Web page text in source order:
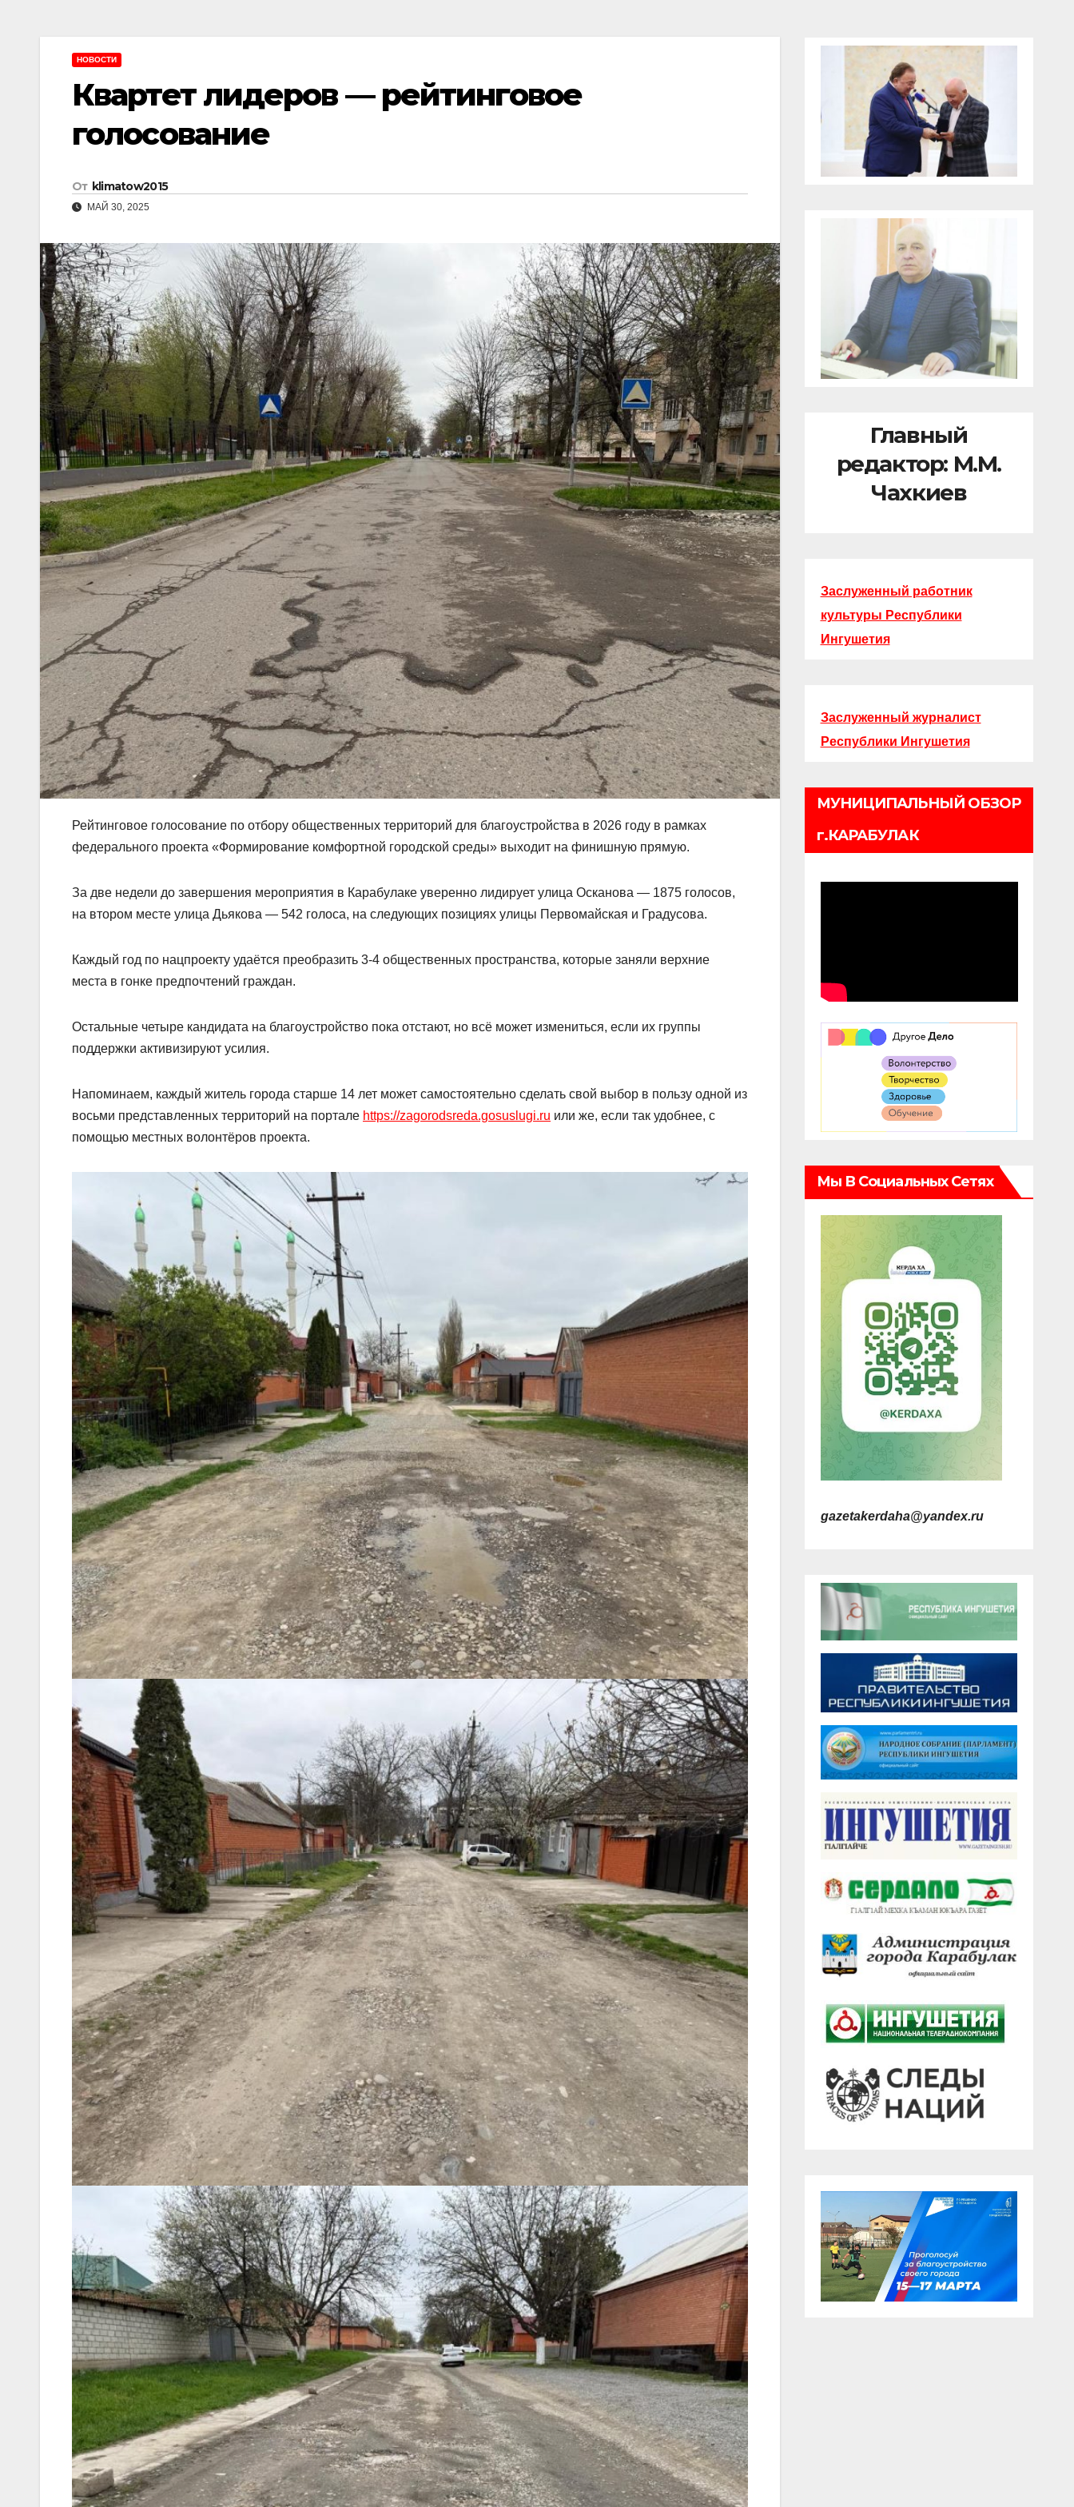
НОВОСТИ
Квартет лидеров — рейтинговое
голосование
От klimatow2015
МАЙ 30, 2025
Рейтинговое голосование по отбору общественных территорий для благоустройства в 2026 году в рамках
федерального проекта «Формирование комфортной городской среды» выходит на финишную прямую.
За две недели до завершения мероприятия в Карабулаке уверенно лидирует улица Осканова — 1875 голосов,
на втором месте улица Дьякова — 542 голоса, на следующих позициях улицы Первомайская и Градусова.
Каждый год по нацпроекту удаëтся преобразить 3-4 общественных пространства, которые заняли верхние
места в гонке предпочтений граждан.
Остальные четыре кандидата на благоустройство пока отстают, но всë может измениться, если их группы
поддержки активизируют усилия.
Напоминаем, каждый житель города старше 14 лет может самостоятельно сделать свой выбор в пользу одной из
восьми представленных территорий на портале https://zagorodsreda.gosuslugi.ru или же, если так удобнее, с
помощью местных волонтëров проекта.
Главный
редактор: М.М.
Чахкиев
Заслуженный работник
культуры Республики
Ингушетия
Заслуженный журналист
Республики Ингушетия
МУНИЦИПАЛЬНЫЙ ОБЗОР
г.КАРАБУЛАК
Мы В Социальных Сетях
gazetakerdaha@yandex.ru